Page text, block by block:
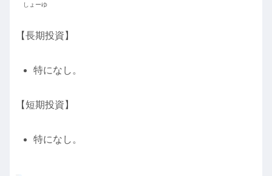
しょーゆ
【長期投資】
特になし。
【短期投資】
特になし。